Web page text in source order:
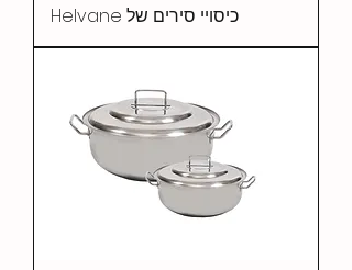
כיסויי סירים של Helvane